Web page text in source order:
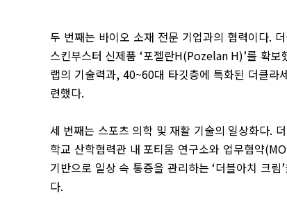
두 번째는 바이오 소재 전문 기업과의 협력이다.
스킨부스터 신제품 ‘포젤란H(Pozelan H)’를 확보
랩의 기술력과, 40~60대 타깃층에 특화된 더클라
련했다.
세 번째는 스포츠 의학 및 재활 기술의 일상화다.
학교 산학협력관 내 포티움 연구소와 업무협약
기반으로 일상 속 통증을 관리하는‘더블아치 크림’
다.